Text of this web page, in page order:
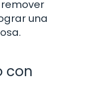
una
con